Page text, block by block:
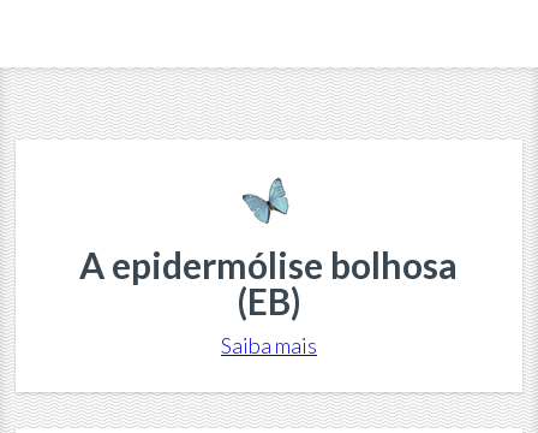
A epidermólise bolhosa
(EB)
Saiba mais